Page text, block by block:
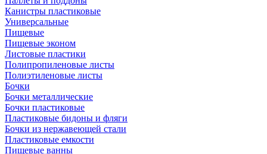
Канистры пластиковые
Универсальные
Пищевые
Пищевые эконом
Листовые пластики
Полипропиленовые листы
Полиэтиленовые листы
Бочки
Бочки металлические
Бочки пластиковые
Пластиковые бидоны и фляги
Бочки из нержавеющей стали
Пластиковые емкости
Пищевые ванны